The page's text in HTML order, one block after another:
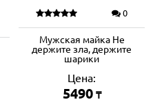
0
Мужская майка Не
держите зла, держите
шарики
Цена:
5490 ₸